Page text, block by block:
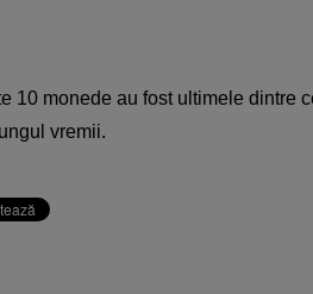
10 monede au fost ultimele dintre
vremii.